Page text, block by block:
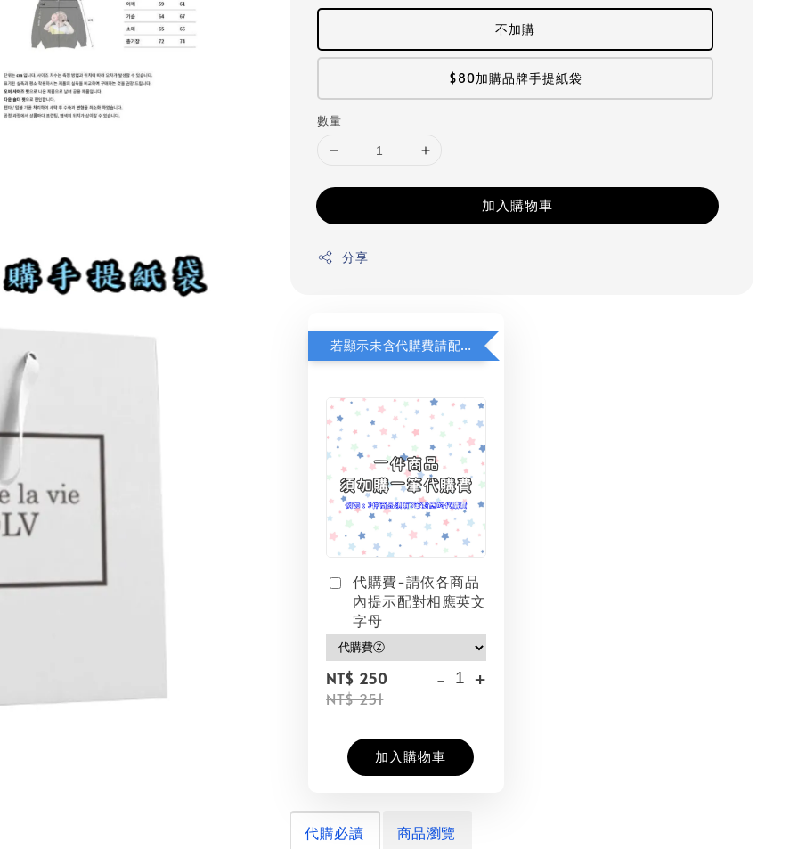
不加購
$80加購品牌手提紙袋
數量
加入購物車
分享
若顯示未含代購費請配對加購(未加購視同無效訂單)
代購費-請依各商品
內提示配對相應英文
字母
NT$ 250
NT$ 251
- +
加入購物車
代購必讀 商品瀏覽